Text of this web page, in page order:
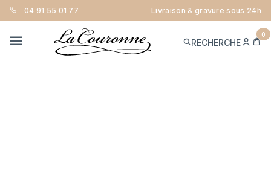
04 91 55 01 77 Livraison & gravure sous 24h
RECHERCHE
ME
0